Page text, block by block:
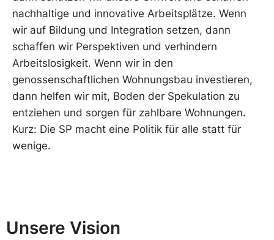
nachhaltige und innovative Arbeitsplätze. Wenn
wir auf Bildung und Integration setzen, dann
schaffen wir Perspektiven und verhindern
Arbeitslosigkeit. Wenn wir in den
genossenschaftlichen Wohnungsbau investieren,
dann helfen wir mit, Boden der Spekulation zu
entziehen und sorgen für zahlbare Wohnungen.
Kurz: Die SP macht eine Politik für alle statt für
wenige.
Unsere Vision